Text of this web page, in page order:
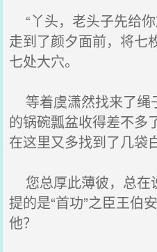
“丫头，老头子先给
走到了颜夕面前，将七
七处大穴。
等着虞潇然找来了绳
的锅碗瓢盆收得差不多
在这里又多找到了几袋
您总厚此薄彼，总在
提的是“首功”之臣王伯
他？